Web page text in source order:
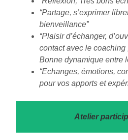
“Partage, s’exprimer
bienveillance”
“Plaisir d’échanger,
contact avec le coaching
Bonne dynamique entre
“Echanges, émotions,
pour vos apports et
Atelier